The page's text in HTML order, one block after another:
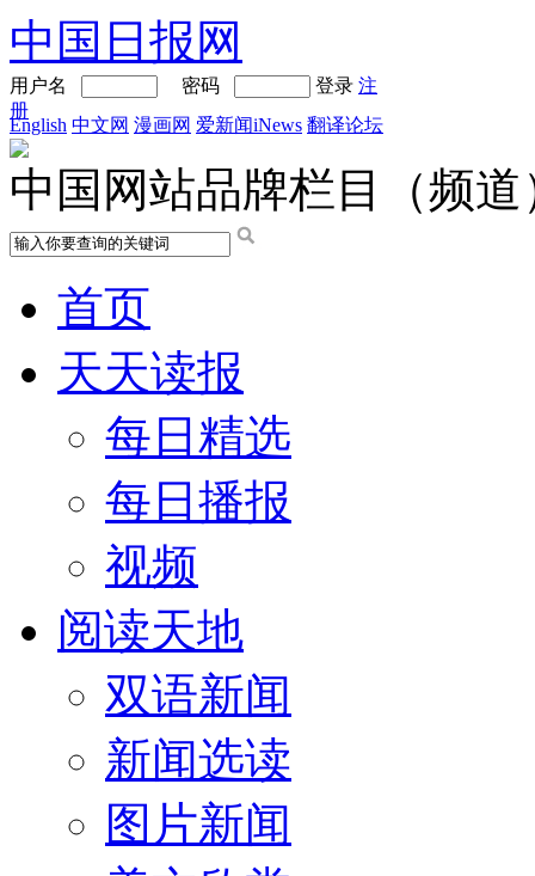
中国日报网
用户名 密码 登录 注
册
English 中文网 漫画网 爱新闻iNews 翻译论坛
中国网站品牌栏目（频道
首页
天天读报
每日精选
每日播报
视频
阅读天地
双语新闻
新闻选读
图片新闻